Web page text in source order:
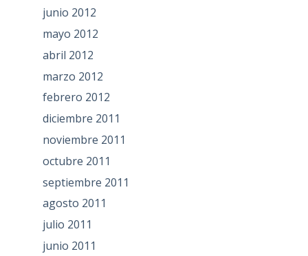
junio 2012
mayo 2012
abril 2012
marzo 2012
febrero 2012
diciembre 2011
noviembre 2011
octubre 2011
septiembre 2011
agosto 2011
julio 2011
junio 2011